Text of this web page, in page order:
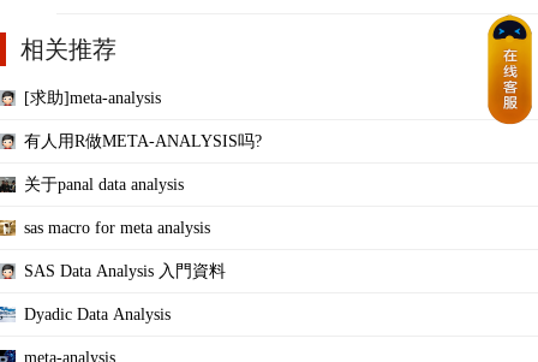
相关推荐
[求助]meta-analysis
有人用R做META-ANALYSIS吗?
关于panal data analysis
sas macro for meta analysis
SAS Data Analysis 入門資料
Dyadic Data Analysis
meta-analysis